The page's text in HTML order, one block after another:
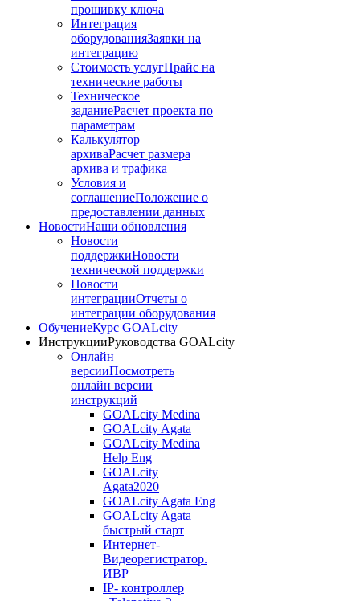
прошивку ключа
Интеграция
оборудованияЗаявки на
интеграцию
Стоимость услугПрайс на
технические работы
Техническое
заданиеРасчет проекта по
параметрам
Калькулятор
архиваРасчет размера
архива и трафика
Условия и
соглашениеПоложение о
предоставлении данных
НовостиНаши обновления
Новости
поддержкиНовости
технической поддержки
Новости
интеграцииОтчеты о
интеграции оборудования
ОбучениеКурс GOALcity
ИнструкцииРуководства GOALcity
Онлайн
версииПосмотреть
онлайн версии
инструкций
GOALcity Medina
GOALcity Agata
GOALcity Medina
Help Eng
GOALcity
Agata2020
GOALcity Agata Eng
GOALcity Agata
быстрый старт
Интернет-
Видеорегистратор.
ИВР
IP- контроллер